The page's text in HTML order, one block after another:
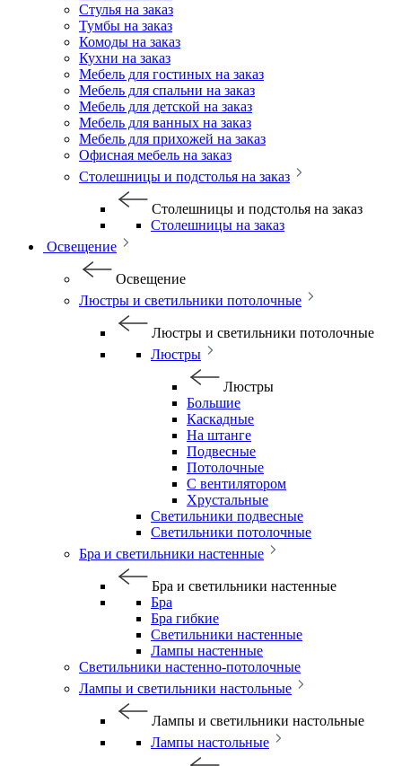
Стулья на заказ
Тумбы на заказ
Комоды на заказ
Кухни на заказ
Мебель для гостиных на заказ
Мебель для спальни на заказ
Мебель для детской на заказ
Мебель для ванных на заказ
Мебель для прихожей на заказ
Офисная мебель на заказ
Столешницы и подстолья на заказ
Столешницы и подстолья на заказ
Столешницы на заказ
Освещение
Освещение
Люстры и светильники потолочные
Люстры и светильники потолочные
Люстры
Люстры
Большие
Каскадные
На штанге
Подвесные
Потолочные
С вентилятором
Хрустальные
Светильники подвесные
Светильники потолочные
Бра и светильники настенные
Бра и светильники настенные
Бра
Бра гибкие
Светильники настенные
Лампы настенные
Светильники настенно-потолочные
Лампы и светильники настольные
Лампы и светильники настольные
Лампы настольные